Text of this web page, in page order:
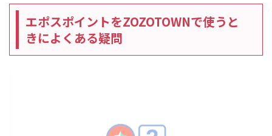
エポスポイントをZOZOTOWNで使うと
きによくある疑問